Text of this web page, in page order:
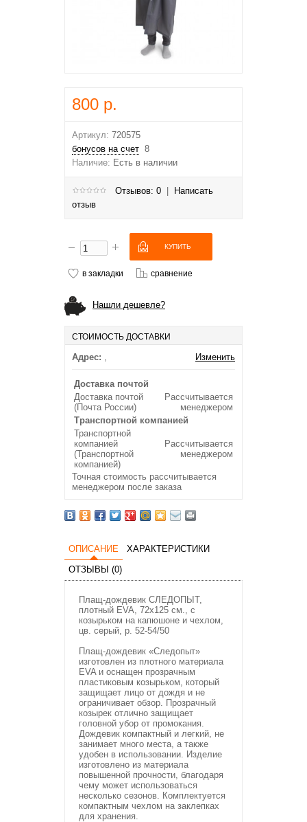
800 р.
Артикул: 720575
бонусов на счет 8
Наличие: Есть в наличии
Отзывов: 0
Написать
отзыв
в закладки сравнение
Нашли дешевле?
СТОИМОСТЬ ДОСТАВКИ
Адрес: , Изменить
Доставка почтой
Доставка почтой
(Почта России)
Рассчитывается
менеджером
Транспортной компанией
Транспортной
компанией
(Транспортной
компанией)
Рассчитывается
менеджером
Точная стоимость рассчитывается
менеджером после заказа
ОПИСАНИЕ
ХАРАКТЕРИСТИКИ
ОТЗЫВЫ (0)
Плащ-дождевик СЛЕДОПЫТ,
плотный EVA, 72х125 см., с
козырьком на капюшоне и чехлом,
цв. серый, р. 52-54/50
Плащ-дождевик «Следопыт»
изготовлен из плотного материала
EVA и оснащен прозрачным
пластиковым козырьком, который
защищает лицо от дождя и не
ограничивает обзор. Прозрачный
козырек отлично защищает
головной убор от промокания.
Дождевик компактный и легкий, не
занимает много места, а также
удобен в использовании. Изделие
изготовлено из материала
повышенной прочности, благодаря
чему может использоваться
несколько сезонов. Комплектуется
компактным чехлом на заклепках
для хранения.